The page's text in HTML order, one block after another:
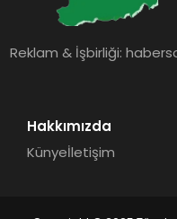
Reklam & İşbirliği:
Hakkımızda
Künyeİletişim